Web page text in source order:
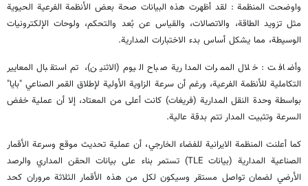
واوضحت المنظمة : لقد أظهرت هذه البيانات صحة بعض الأنظمة الفرعية الحيوية
مثل تزويد الطاقة، والاتصالات، والقياس عن بُعد والتحكم، ولوحات الإلكترونيات
الوسيطة، مما يشكل أساس بدء الاختبارات المدارية.
وأضافت : خلال الممرات المدارية صباح اليوم (الاثنين)، تم استقبال المعايير
التكاملية للأنظمة الفرعية، ورغم أن سرعة الزاوية الأولية لإطلاق القمر الصناعي "بايا"
بواسطة وحدة النقل المدارية (فريغات) كانت أعلى من المعتاد، إلا أن عملية خفض
السرعة وتثبيت المدار تتم بدقة عالية.
كما أعلنت المنظمة الايرانية للفضاء الخارجي، أن عملية تحديث موقع وسرعة الأقمار
الصناعية المدارية (بيانات TLE) تستمر بناء على بيانات الحقن المداري والرصد
الأرضي لضمان تواصل مستقر وسيكون لكل من هذه الأقمار الثلاثة مروران كحد